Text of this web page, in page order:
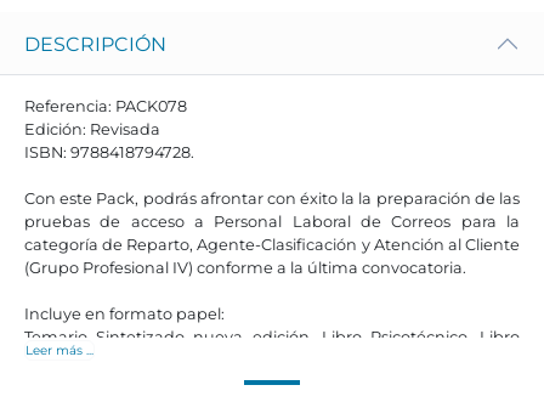
DESCRIPCIÓN
Referencia: PACK078
Edición: Revisada
ISBN: 9788418794728.
Con este Pack, podrás afrontar con éxito la la preparación de las
pruebas de acceso a Personal Laboral de Correos para la
categoría de Reparto, Agente-Clasificación y Atención al Cliente
(Grupo Profesional IV) conforme a la última convocatoria.
Incluye en formato papel:
Temario Sintetizado nueva edición. Libro Psicotécnico. Libro
Simulacros de examen. Y 12 meses de suscripción GRATUITA a
plataforma online: Test-Oposiciones.net donde dispondrás de
Leer más ...